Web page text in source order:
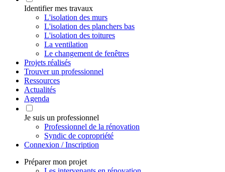
Identifier mes travaux
L'isolation des murs
L'isolation des planchers bas
L'isolation des toitures
La ventilation
Le changement de fenêtres
Projets réalisés
Trouver un professionnel
Ressources
Actualités
Agenda
Je suis un professionnel
Professionnel de la rénovation
Syndic de copropriété
Connexion / Inscription
Préparer mon projet